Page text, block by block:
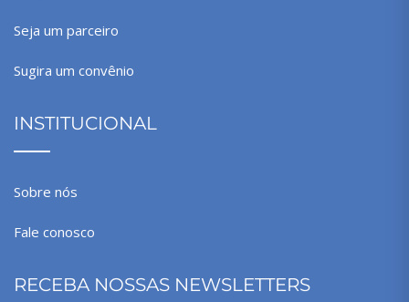
Seja um parceiro
Sugira um convênio
INSTITUCIONAL
Sobre nós
Fale conosco
RECEBA NOSSAS NEWSLETTERS